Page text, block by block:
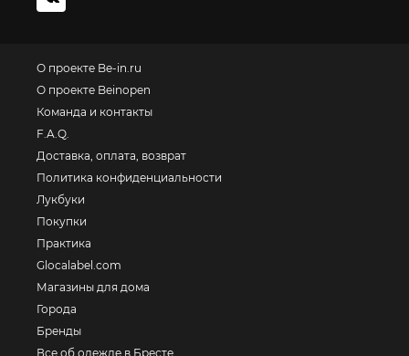
О проекте Be-in.ru
О проекте Beinopen
Команда и контакты
F.A.Q.
Доставка, оплата, возврат
Политика конфиденциальности
Лукбуки
Покупки
Практика
Glocalabel.com
Магазины для дома
Города
Бренды
Все об одежде в Бресте